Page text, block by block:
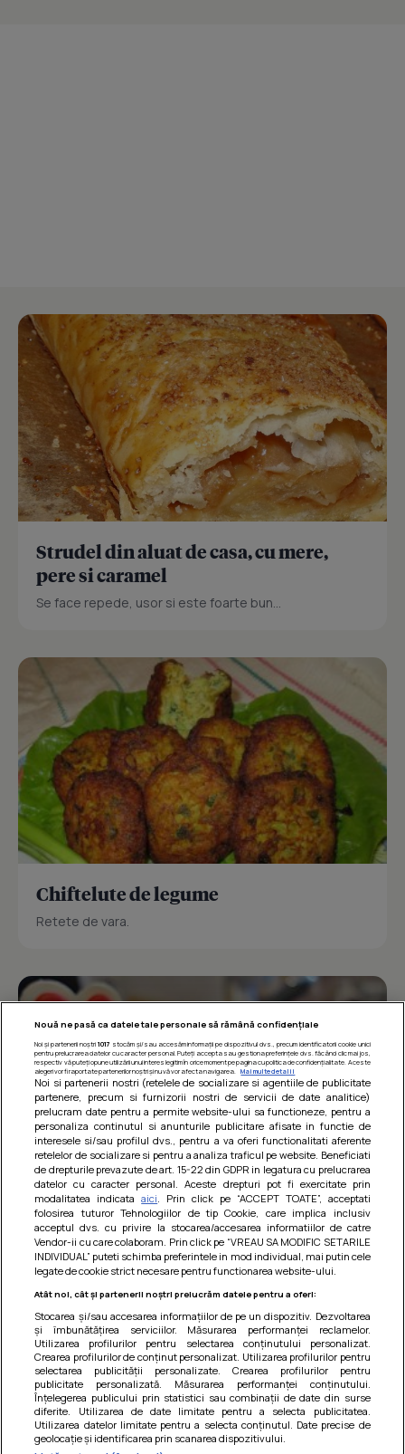
Strudel din aluat de casa, cu mere,
pere si caramel
Se face repede, usor si este foarte bun...
Chiftelute de legume
Retete de vara.
Barcute din vinete cu arpagic rosu
Un deliciu usor de preparat!
Nouă ne pasă ca datele tale personale să rămână confidențiale
Noi și partenerii noștri 1017 stocăm și/sau accesăm informații pe dispozitivul dvs., precum identificatorii cookie unici
pentru prelucrarea datelor cu caracter personal. Puteți accepta sau gestiona preferințele dvs. făcând clic mai jos,
respectiv vă puteți opune utilizării unui interes legitim în orice moment pe pagina cu politica de confidențialitate. Aceste
alegeri vor fi raportate partenerilor noștri și nu vă vor afecta navigarea.
Mai multe detalii
Noi si partenerii nostri (retelele de socializare si agentiile de publicitate
partenere, precum si furnizorii nostri de servicii de date analitice)
prelucram date pentru a permite website-ului sa functioneze, pentru a
personaliza continutul si anunturile publicitare afisate in functie de
interesele si/sau profilul dvs., pentru a va oferi functionalitati aferente
retelelor de socializare si pentru a analiza traficul pe website. Beneficiati
de drepturile prevazute de art. 15-22 din GDPR in legatura cu prelucrarea
datelor cu caracter personal. Aceste drepturi pot fi exercitate prin
modalitatea indicataaici . Prin click pe “ACCEPT TOATE”, acceptati
folosirea tuturor Tehnologiilor de tip Cookie, care implica inclusiv
acceptul dvs. cu privire la stocarea/accesarea informatiilor de catre
Vendor-ii cu care colaboram. Prin click pe “VREAU SA MODIFIC SETARILE
INDIVIDUAL” puteti schimba preferintele in mod individual, mai putin cele
legate de cookie strict necesare pentru functionarea website-ului.
Atât noi, cât și partenerii noștri prelucrăm datele pentru a oferi:
Stocarea și/sau accesarea informațiilor de pe un dispozitiv. Dezvoltarea
și îmbunătățirea serviciilor. Măsurarea performanței reclamelor.
Utilizarea profilurilor pentru selectarea conținutului personalizat.
Crearea profilurilor de conținut personalizat. Utilizarea profilurilor pentru
selectarea publicității personalizate. Crearea profilurilor pentru
publicitate personalizată. Măsurarea performanței conținutului.
Înțelegerea publicului prin statistici sau combinații de date din surse
diferite. Utilizarea de date limitate pentru a selecta publicitatea.
Utilizarea datelor limitate pentru a selecta conținutul. Date precise de
geolocație și identificarea prin scanarea dispozitivului.